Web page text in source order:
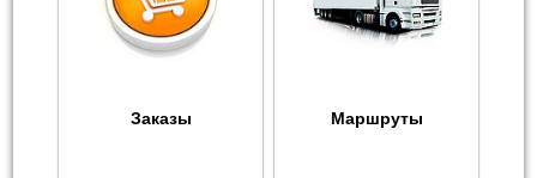
Заказы Маршруты